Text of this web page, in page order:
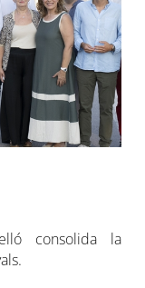
consolida la